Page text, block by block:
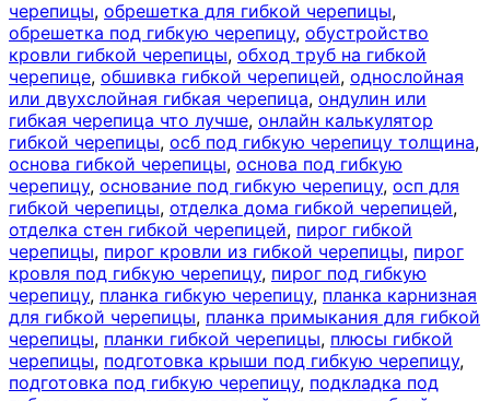
черепицы, обрешетка для гибкой черепицы,
обрешетка под гибкую черепицу, обустройство
кровли гибкой черепицы, обход труб на гибкой
черепице, обшивка гибкой черепицей, однослойная
или двухслойная гибкая черепица, ондулин или
гибкая черепица что лучше, онлайн калькулятор
гибкой черепицы, осб под гибкую черепицу толщина,
основа гибкой черепицы, основа под гибкую
черепицу, основание под гибкую черепицу, осп для
гибкой черепицы, отделка дома гибкой черепицей,
отделка стен гибкой черепицей, пирог гибкой
черепицы, пирог кровли из гибкой черепицы, пирог
кровля под гибкую черепицу, пирог под гибкую
черепицу, планка гибкую черепицу, планка карнизная
для гибкой черепицы, планка примыкания для гибкой
черепицы, планки гибкой черепицы, плюсы гибкой
черепицы, подготовка крыши под гибкую черепицу,
подготовка под гибкую черепицу, подкладка под